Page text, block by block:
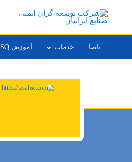
تاصا خدمات آموزش HSQ